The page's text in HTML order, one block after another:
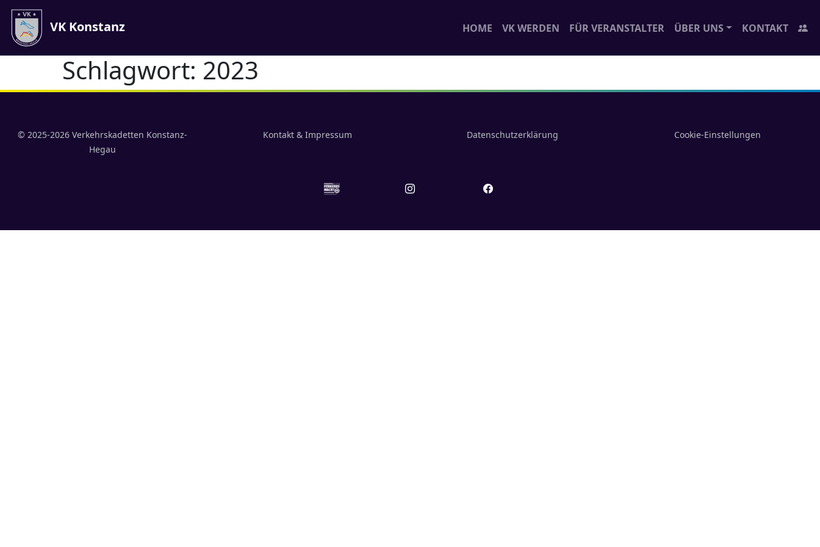
VK Konstanz HOME VK WERDEN FÜR VERANSTALTER ÜBER UNS KONTAKT
Schlagwort: 2023
© 2025-2026 Verkehrskadetten Konstanz-
Hegau
Kontakt & Impressum Datenschutzerklärung Cookie-Einstellungen